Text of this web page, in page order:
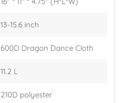
13-15.6 inch
600D Dragon Dance Cloth
11.2 L
210D polyester